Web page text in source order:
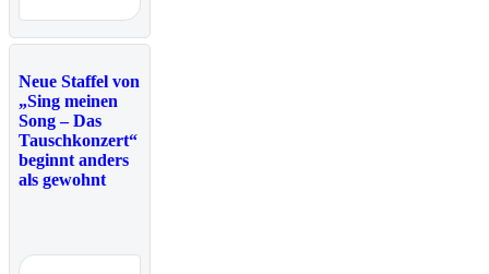
Neue Staffel von
„Sing meinen
Song – Das
Tauschkonzert“
beginnt anders
als gewohnt